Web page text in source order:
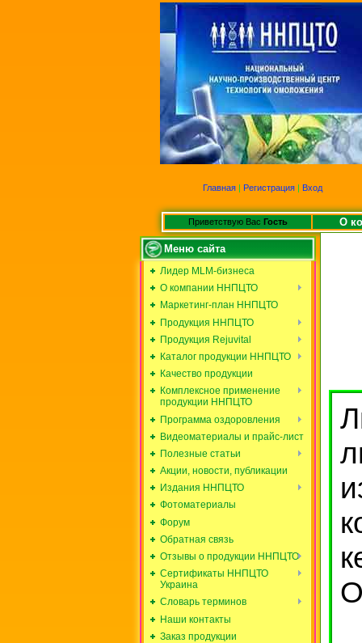
Главная | Регистрация | Вход
Приветствую Вас Гость О
Меню сайта
Лидер MLM-бизнеса
О компании ННПЦТО
Маркетинг-план ННПЦТО
Продукция ННПЦТО
Продукция Rejuvital
Каталог продукции ННПЦТО
Качество продукции
Комплексное применение
продукции ННПЦТО
Программа оздоровления
Видеоматериалы и прайс-лист
Полезные статьи
Акции, новости, публикации
Издания ННПЦТО
Фотоматериалы
Форум
Обратная связь
Отзывы о продукции ННПЦТО
Сертификаты ННПЦТО
Украина
Словарь терминов
Наши контакты
Заказ продукции